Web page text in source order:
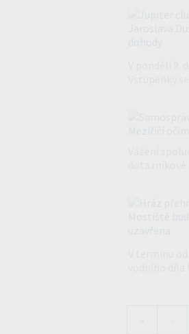
V pondělí
Vstupenky
Vážení
V termínu